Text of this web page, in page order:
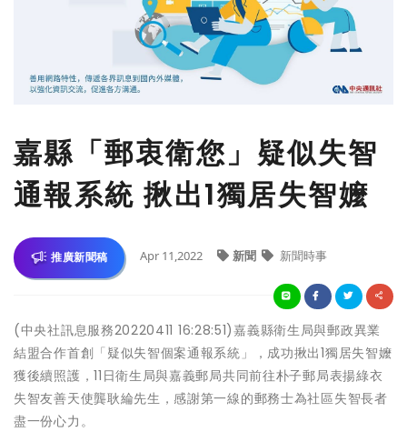
嘉縣「郵衷衛您」疑似失智
通報系統 揪出1獨居失智嬤
推廣新聞稿 Apr 11,2022 新聞 新聞時事
(中央社訊息服務20220411 16:28:51)嘉義縣衛生局與郵政異業
結盟合作首創「疑似失智個案通報系統」，成功揪出1獨居失智嬤
獲後續照護，11日衛生局與嘉義郵局共同前往朴子郵局表揚綠衣
失智友善天使龔耿綸先生，感謝第一線的郵務士為社區失智長者
盡一份心力。